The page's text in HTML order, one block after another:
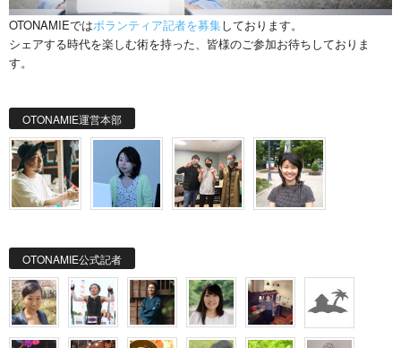
OTONAMIEではボランティア記者を募集しております。
シェアする時代を楽しむ術を持った、皆様のご参加お待ちしておりま
す。
OTONAMIE運営本部
OTONAMIE公式記者